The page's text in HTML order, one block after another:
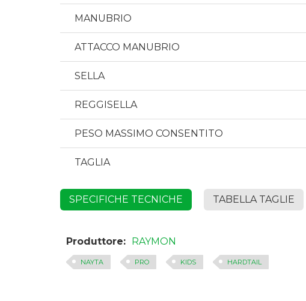
MANUBRIO
ATTACCO MANUBRIO
SELLA
REGGISELLA
PESO MASSIMO CONSENTITO
TAGLIA
SPECIFICHE TECNICHE TABELLA TAGLIE
Produttore: RAYMON
NAYTA PRO KIDS HARDTAIL